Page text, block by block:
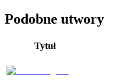
Podobne utwory
Tytuł